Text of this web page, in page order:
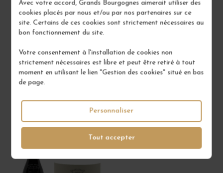
Avec votre accord, Grands Bourgognes aimerait utiliser des
cookies placés par nous et/ou par nos partenaires sur ce
site. Certains de ces cookies sont strictement nécessaires au
bon fonctionnement du site.
Votre consentement à l'installation de cookies non
strictement nécessaires est libre et peut être retiré à tout
moment en utilisant le lien "Gestion des cookies" situé en bas
de page.
Tout accepter
Personnaliser
67,00 €
/ 75 cl : Bouteille
AJOUTER AU PANIER
51,00 €
/ 75 cl : Bouteille
AJOUTER AU PANIER
1 EN STOCK